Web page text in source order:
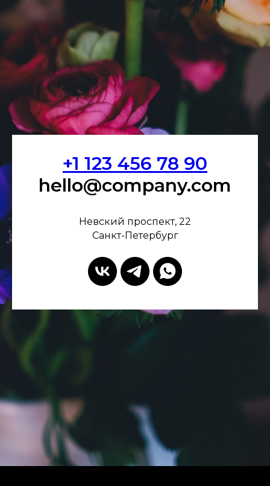
+1 123 456 78 90
hello@company.com
Невский проспект, 22
Санкт-Петербург